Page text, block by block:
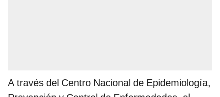
A través del Centro Nacional de Epidemiología,